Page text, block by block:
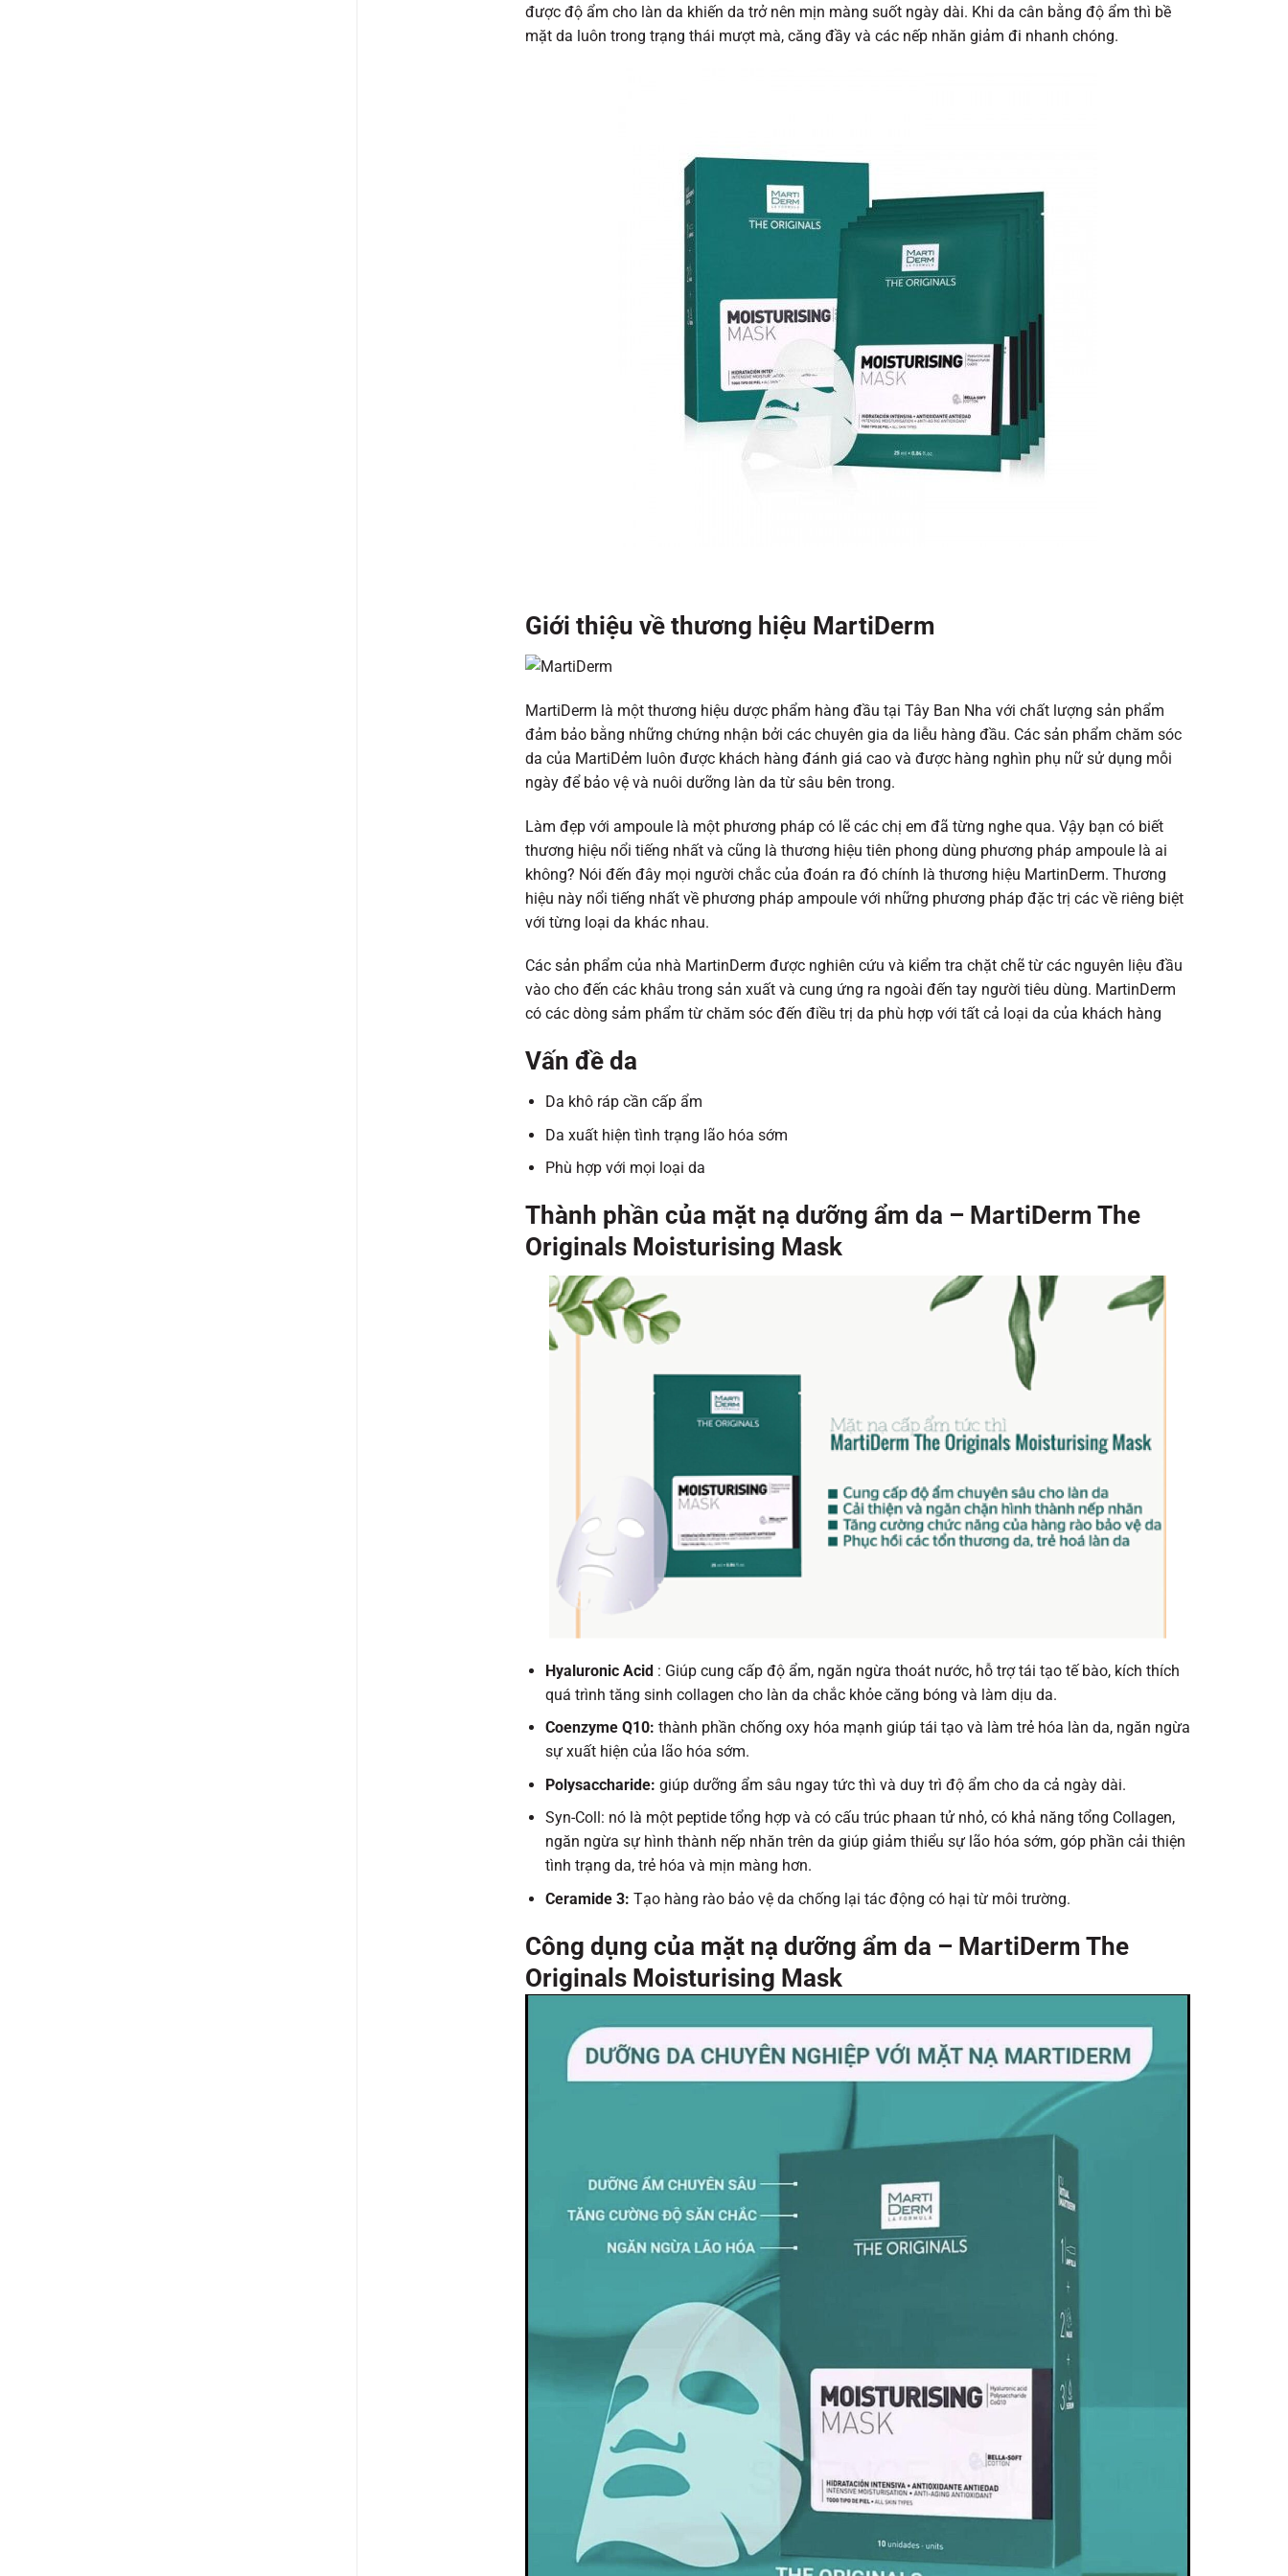
được độ ẩm cho làn da khiến da trở nên mịn màng suốt ngày dài. Khi da cân bằng độ ẩm thì bề
mặt da luôn trong trạng thái mượt mà, căng đầy và các nếp nhăn giảm đi nhanh chóng.
Giới thiệu về thương hiệu MartiDerm
MartiDerm là một thương hiệu dược phẩm hàng đầu tại Tây Ban Nha với chất lượng sản phẩm
đảm bảo bằng những chứng nhận bởi các chuyên gia da liễu hàng đầu. Các sản phẩm chăm sóc
da của MartiDẻm luôn được khách hàng đánh giá cao và được hàng nghìn phụ nữ sử dụng mỗi
ngày để bảo vệ và nuôi dưỡng làn da từ sâu bên trong.
Làm đẹp với ampoule là một phương pháp có lẽ các chị em đã từng nghe qua. Vậy bạn có biết
thương hiệu nổi tiếng nhất và cũng là thương hiệu tiên phong dùng phương pháp ampoule là ai
không? Nói đến đây mọi người chắc của đoán ra đó chính là thương hiệu MartinDerm. Thương
hiệu này nổi tiếng nhất về phương pháp ampoule với những phương pháp đặc trị các về riêng biệt
với từng loại da khác nhau.
Các sản phẩm của nhà MartinDerm được nghiên cứu và kiểm tra chặt chẽ từ các nguyên liệu đầu
vào cho đến các khâu trong sản xuất và cung ứng ra ngoài đến tay người tiêu dùng. MartinDerm
có các dòng sảm phẩm từ chăm sóc đến điều trị da phù hợp với tất cả loại da của khách hàng
Vấn đề da
Da khô ráp cần cấp ẩm
Da xuất hiện tình trạng lão hóa sớm
Phù hợp với mọi loại da
Thành phần của mặt nạ dưỡng ẩm da – MartiDerm The
Originals Moisturising Mask
Hyaluronic Acid: Giúp cung cấp độ ẩm, ngăn ngừa thoát nước, hỗ trợ tái tạo tế bào, kích thích
quá trình tăng sinh collagen cho làn da chắc khỏe căng bóng và làm dịu da.
Coenzyme Q10: thành phần chống oxy hóa mạnh giúp tái tạo và làm trẻ hóa làn da, ngăn ngừa
sự xuất hiện của lão hóa sớm.
Polysaccharide: giúp dưỡng ẩm sâu ngay tức thì và duy trì độ ẩm cho da cả ngày dài.
Syn-Coll: nó là một peptide tổng hợp và có cấu trúc phaan tử nhỏ, có khả năng tổng Collagen,
ngăn ngừa sự hình thành nếp nhăn trên da giúp giảm thiểu sự lão hóa sớm, góp phần cải thiện
tình trạng da, trẻ hóa và mịn màng hơn.
Ceramide 3: Tạo hàng rào bảo vệ da chống lại tác động có hại từ môi trường.
Công dụng của mặt nạ dưỡng ẩm da – MartiDerm The
Originals Moisturising Mask